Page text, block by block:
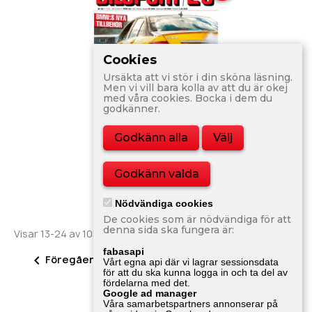
80,00 kr
Visar 13-24 av 1055 objekt
 Föregående123… 88 Nästa
Tillbaka till toppen 
Cookies
Ursäkta att vi stör i din sköna läsning.
Men vi vill bara kolla av att du är okej
med våra cookies. Bocka i dem du
godkänner.
Godkänn alla Välj
Godkänn valda
Nödvändiga cookies
De cookies som är nödvändiga för att
denna sida ska fungera är:
fabasapi
Vårt egna api där vi lagrar sessionsdata
för att du ska kunna logga in och ta del av
fördelarna med det.
Google ad manager
Våra samarbetspartners annonserar på